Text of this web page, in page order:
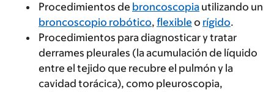
Procedimientos de broncoscopia utilizando un
broncoscopio robótico, flexible o rígido.
Procedimientos para diagnosticar y tratar
derrames pleurales (la acumulación de líquido
entre el tejido que recubre el pulmón y la
cavidad torácica), como pleuroscopia,